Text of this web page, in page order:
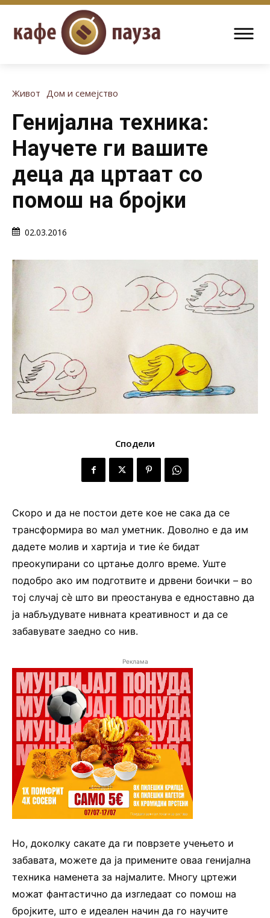
Живот Дом и семејство
Генијална техника:
Научете ги вашите
деца да цртаат со
помош на бројки
02.03.2016
Сподели
Скоро и да не постои дете кое не сака да се
трансформира во мал уметник. Доволно е да им
дадете молив и хартија и тие ќе бидат
преокупирани со цртање долго време. Уште
подобро ако им подготвите и дрвени боички – во
тој случај сè што ви преостанува е едноставно да
ја набљудувате нивната креативност и да се
забавувате заедно со нив.
Реклама
Но, доколку сакате да ги поврзете учењето и
забавата, можете да ја примените оваа генијална
техника наменета за најмалите. Многу цртежи
можат фантастично да изгледаат со помош на
бројките, што е идеален начин да го научите